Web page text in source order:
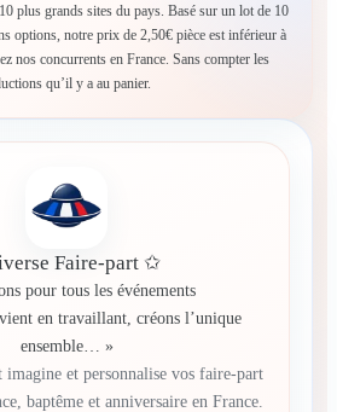
plus grands sites du pays. Basé sur un lot de 10
options, notre prix de 2,50€ pièce est inférieur à
nos concurrents en France. Sans compter les
qu’il y a au panier.
Faire-part ✩
pour tous les événements
en travaillant, créons l’unique
ensemble… »
imagine et personnalise vos faire-part
baptême et anniversaire en France.